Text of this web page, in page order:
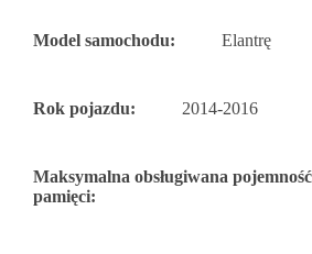
Model samochodu: Elantrę
Rok pojazdu: 2014-2016
Maksymalna obsługiwana
pamięci: